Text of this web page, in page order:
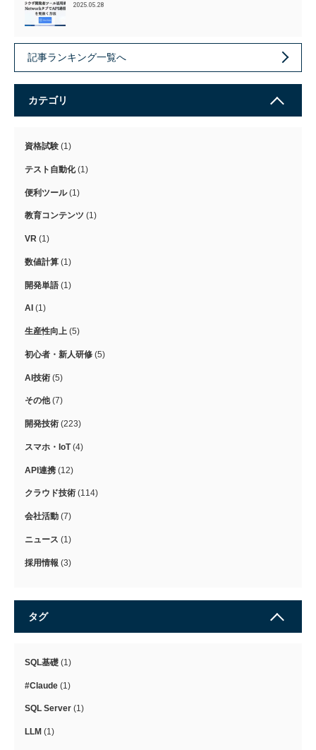
2025.05.28
記事ランキング一覧へ
カテゴリ
資格試験 (1)
テスト自動化(1)
便利ツール(1)
教育コンテンツ (1)
VR (1)
数値計算 (1)
開発単語 (1)
AI (1)
生産性向上 (5)
初心者・新人研修 (5)
AI技術 (5)
その他(7)
開発技術 (223)
スマホ・IoT(4)
API連携 (12)
クラウド技術 (114)
会社活動 (7)
ニュース (1)
採用情報 (3)
タグ
SQL基礎 (1)
#Claude (1)
SQL Server (1)
LLM (1)